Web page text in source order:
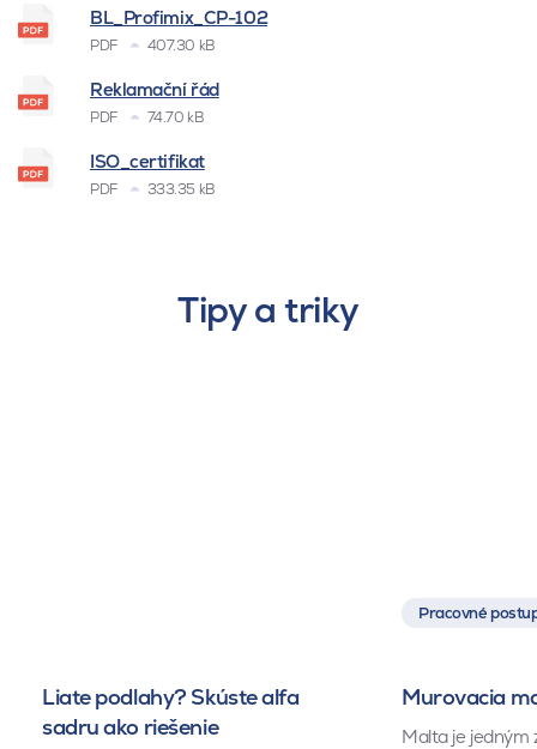
BL_Profimix_CP-102
PDF 407.30 kB
Reklamační řád
PDF 74.70 kB
ISO_certifikat
PDF 333.35 kB
Tipy a triky
Liate podlahy? Skúste alfa
sadru ako riešenie
Pracovné
Murovacia
Malta je jedným